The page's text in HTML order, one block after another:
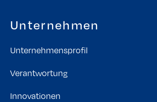
Unternehmen
Unternehmensprofil
Verantwortung
Innovationen